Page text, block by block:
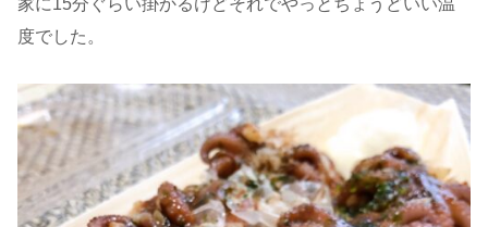
度でした。